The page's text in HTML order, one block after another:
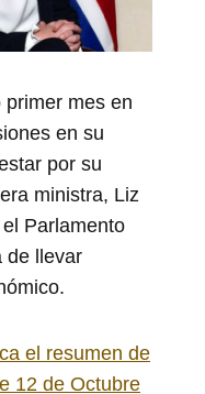
mes en
en su
por su
ministra, Liz
Parlamento
de llevar
el resumen de
12 de Octubre